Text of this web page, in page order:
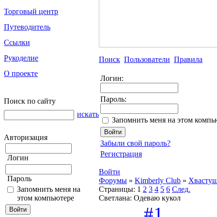
Торговый центр
Путеводитель
Ссылки
Рукоделие
О проекте
Поиск по сайту
искать
Авторизация
Логин
Пароль
Запомнить меня на
этом компьютере
Поиск Пользователи Правила
Логин:
Пароль:
Запомнить меня на этом
Забыли свой пароль?
Регистрация
Войти
Форумы » Kimberly Club »
Страницы: 1 2 3 4 5 6 След.
Светлана: Одеваю кукол